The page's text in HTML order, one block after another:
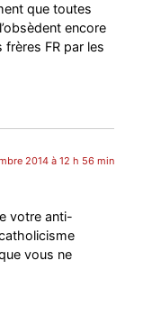
que toutes
encore
FR par les
2014 à 12 h 56 min
votre anti-
vous ne